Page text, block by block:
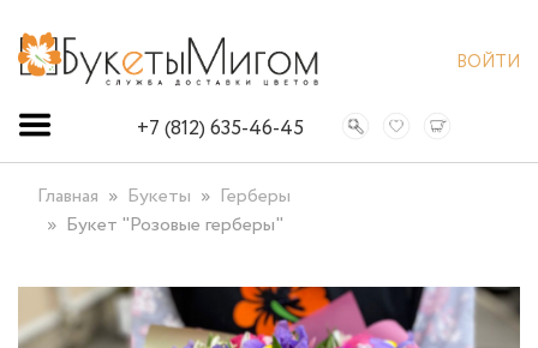
ВОЙТИ
+7 (812) 635-46-45
Главная Букеты
Герберы
Букет "Розовые герберы"